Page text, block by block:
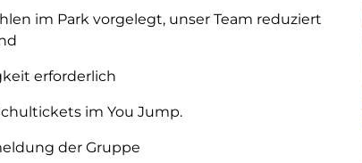
im Park vorgelegt, unser Team reduziert
erforderlich
im You Jump.
der Gruppe